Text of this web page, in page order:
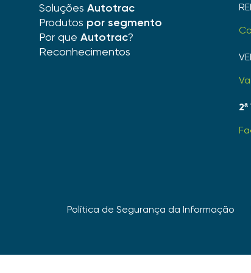
Soluções Autotrac
Produtos por segmento
Por que Autotrac?
Reconhecimentos
Política de Segurança da Informação